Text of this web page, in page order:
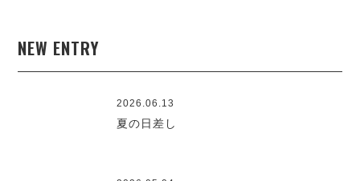
NEW ENTRY
2026.06.13
夏の日差し